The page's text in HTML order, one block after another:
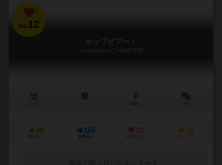
No.12
ホップビアー！
kronkorken CHAMPION
38
興味あり
155
経験あり
15
お気に入り
79
持ってる